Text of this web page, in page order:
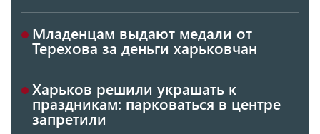
Младенцам выдают медали от
Терехова за деньги харьковчан
Харьков решили украшать к
праздникам: парковаться в центре
запретили